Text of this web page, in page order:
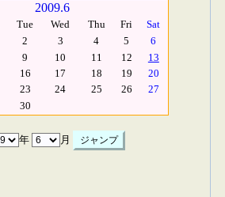
2009.6
Tue Wed Thu Fri
Sat
2 3 4 5
6
9 10 11 12
13
16 17 18 19
20
23 24 25 26
27
30
年 月